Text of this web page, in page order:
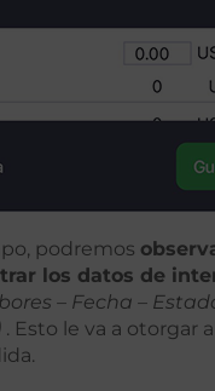
podremos
los datos de
– Fecha –
. Esto le va a otorgar